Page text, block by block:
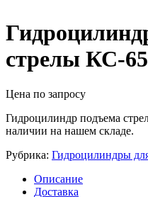
стрелы КС-
Цена по запросу
Гидроцилиндр подъема
наличии на нашем складе.
Рубрика: Гидроцилиндры
Описание
Доставка